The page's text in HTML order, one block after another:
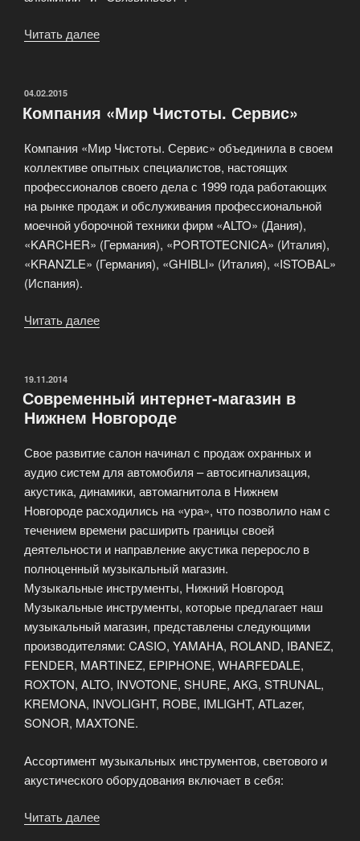
Читать далее
консалтинг»»
ОПУБЛИКОВАНО
04.02.2015
Компания «Мир Чистоты. Сервис»
Компания «Мир Чистоты. Сервис» объединила в своем
коллективе опытных специалистов, настоящих
профессионалов своего дела с 1999 года работающих
на рынке продаж и обслуживания профессиональной
моечной уборочной техники фирм «ALTO» (Дания),
«KARCHER» (Германия), «PORTOTECNICA» (Италия),
«KRANZLE» (Германия), «GHIBLI» (Италия), «ISTOBAL»
(Испания).
Читать далее
ОПУБЛИКОВАНО
19.11.2014
Современный интернет-магазин в
Нижнем Новгороде
Свое развитие салон начинал с продаж охранных и
аудио систем для автомобиля – автосигнализация,
акустика, динамики, автомагнитола в Нижнем
Новгороде расходились на «ура», что позволило нам с
течением времени расширить границы своей
деятельности и направление акустика переросло в
полноценный музыкальный магазин.
Музыкальные инструменты, Нижний Новгород
Музыкальные инструменты, которые предлагает наш
музыкальный магазин, представлены следующими
производителями: CASIO, YAMAHA, ROLAND, IBANEZ,
FENDER, MARTINEZ, EPIPHONE, WHARFEDALE,
ROXTON, ALTO, INVOTONE, SHURE, AKG, STRUNAL,
KREMONA, INVOLIGHT, ROBE, IMLIGHT, ATLazer,
SONOR, MAXTONE.
Ассортимент музыкальных инструментов, светового и
акустического оборудования включает в себя:
Читать далее